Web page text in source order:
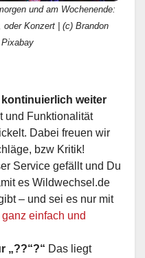
und am Wochenende:
Konzert | (c) Brandon
weiter
und Funktionalität
Dabei freuen wir
bzw Kritik!
Service gefällt und Du
es Wildwechsel.de
– und sei es nur mit
ganz einfach und
„??“?“ Das liegt